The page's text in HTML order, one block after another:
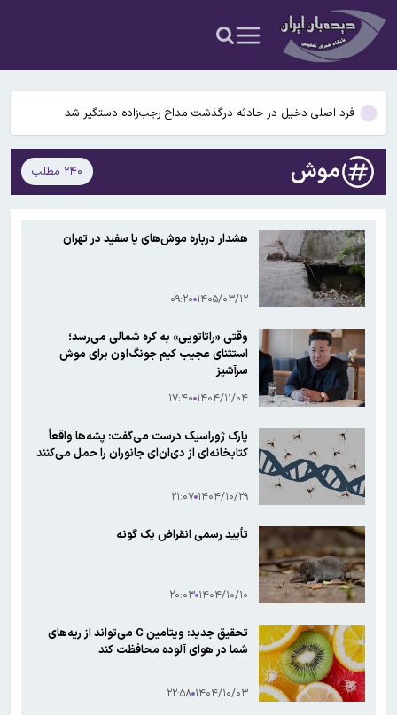
موشک‌ها قرار می‌گیرد
۶۰ درصد هزینه‌های زندگی بازنشستگان صرف درمان می‌شود
زینی وند: توهین به رییس جمهور جرم است
فرد اصلی دخیل در حادثه درگذشت مداح رجب‌زاده دستگیر شد
مصرف انواع دخانیات عامل ۴۰ درصد سرطان‌هاست
حاجی‌بابایی: هر کشوری به آمریکا برای حمله به ایران کمک کند، هدف
۶۰ درصد هزینه‌های زندگی بازنشستگان صرف درمان می‌شود
زینی وند: توهین به رییس جمهور جرم است
موش ۲۴۰ مطلب
هشدار درباره موش‌های پا سفید در تهران
۱۴۰۵/۰۳/۱۲ ۰۹:۲۰
وقتی «راتاتویی» به کره شمالی می‌رسد؛
استثنای عجیب کیم جونگ‌اون برای موش
سرآشپز
۱۴۰۴/۱۱/۰۴ ۱۷:۴۰
پارک ژوراسیک درست می‌گفت: پشه‌ها واقعاً
کتابخانه‌ای از دی‌ان‌ای جانوران را حمل می‌کنند
۱۴۰۴/۱۰/۲۹ ۲۱:۰۷
تأیید رسمی انقراض یک گونه
۱۴۰۴/۱۰/۱۰ ۲۰:۰۳
تحقیق جدید: ویتامین C می‌تواند از ریه‌های
شما در هوای آلوده محافظت کند
۱۴۰۴/۱۰/۰۳ ۲۲:۵۸